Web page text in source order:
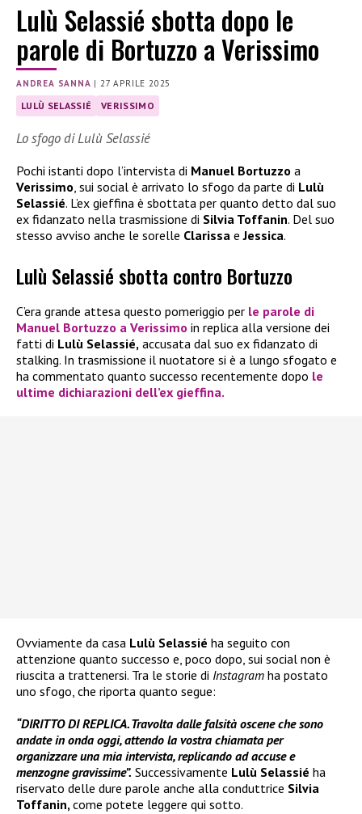
Lulù Selassié sbotta dopo le
parole di Bortuzzo a Verissimo
ANDREA SANNA |27 APRILE 2025
LULÙ SELASSIÉ VERISSIMO
Lo sfogo di Lulù Selassié
Pochi istanti dopo l’intervista di Manuel Bortuzzo a
Verissimo , sui social è arrivato lo sfogo da parte di Lulù
Selassié. L’ex gieffina è sbottata per quanto detto dal suo
ex fidanzato nella trasmissione di Silvia Toffanin. Del suo
stesso avviso anche le sorelle Clarissa eJessica.
Lulù Selassié sbotta contro Bortuzzo
C’era grande attesa questo pomeriggio per le parole di
Manuel Bortuzzo a Verissimo in replica alla versione dei
fatti di Lulù Selassié, accusata dal suo ex fidanzato di
stalking. In trasmissione il nuotatore si è a lungo sfogato e
ha commentato quanto successo recentemente dopo le
ultime dichiarazioni dell’ex gieffina.
Ovviamente da casa Lulù Selassié ha seguito con
attenzione quanto successo e, poco dopo, sui social non è
riuscita a trattenersi. Tra le storie di Instagram ha postato
uno sfogo, che riporta quanto segue:
“DIRITTO DI REPLICA. Travolta dalle falsità oscene che sono
andate in onda oggi, attendo la vostra chiamata per
organizzare una mia intervista, replicando ad accuse e
menzogne gravissime”. Successivamente Lulù Selassié ha
riservato delle dure parole anche alla conduttrice Silvia
Toffanin,come potete leggere qui sotto.